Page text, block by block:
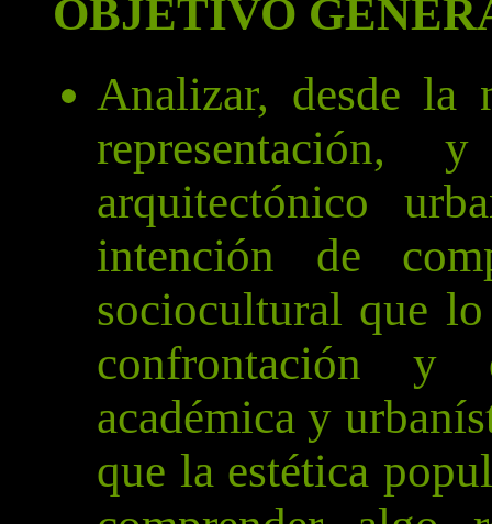
OBJETIVO
Analizar, desde
representación,
arquitectónico
intención de
sociocultural que
confrontación
académica y
que la estética